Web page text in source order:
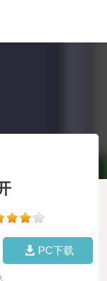
PC下载